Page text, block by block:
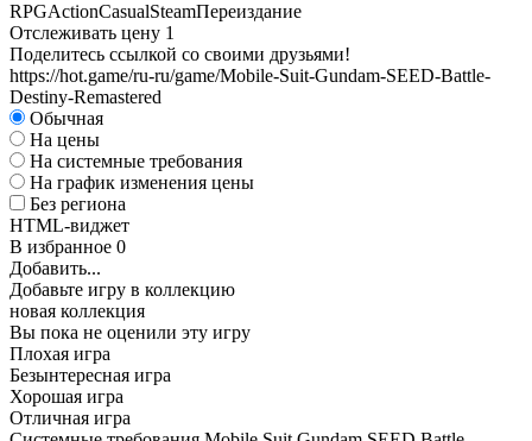
RPGActionCasualSteamПереиздание
Отслеживать цену 1
Поделитесь ссылкой со своими друзьями!
https://hot.game/ru-ru/game/Mobile-Suit-Gundam-SEED-Battle-
Destiny-Remastered
Обычная
На цены
На системные требования
На график изменения цены
Без региона
HTML-виджет
В избранное 0
Добавить...
Добавьте игру в коллекцию
новая коллекция
Вы пока не оценили эту игру
Плохая игра
Безынтересная игра
Хорошая игра
Отличная игра